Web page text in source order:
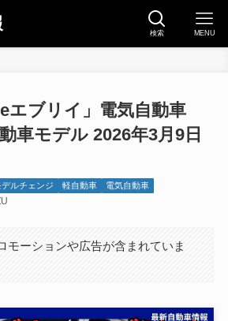
検索 MENU
エブリイ」電気自動車
車モデル 2026年3月9日
ルチェンジ 軽自動車 電気自動車
モーションや広告が含まれていま